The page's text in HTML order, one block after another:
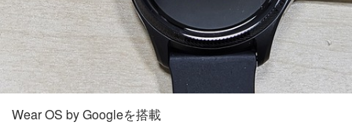
Wear OS by Googleを搭載